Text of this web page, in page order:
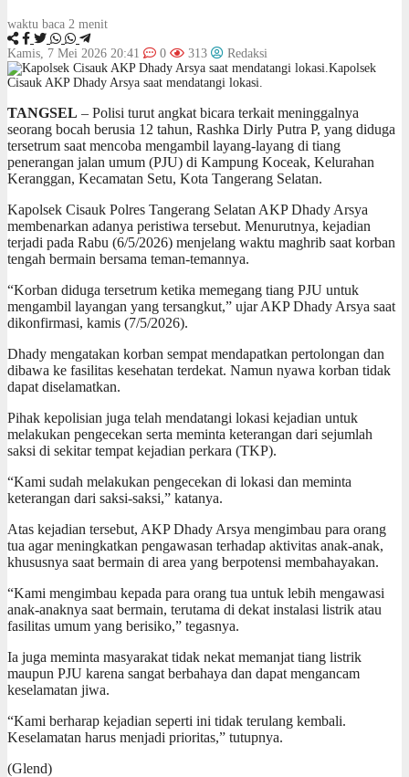
waktu baca 2 menit
Kamis, 7 Mei 2026 20:41 0 313
Redaksi
Kapolsek
Cisauk AKP Dhady Arsya saat mendatangi lokasi.
TANGSEL – Polisi turut angkat bicara terkait meninggalnya
seorang bocah berusia 12 tahun, Rashka Dirly Putra P, yang diduga
tersetrum saat mencoba mengambil layang-layang di tiang
penerangan jalan umum (PJU) di Kampung Koceak, Kelurahan
Keranggan, Kecamatan Setu, Kota Tangerang Selatan.
Kapolsek Cisauk Polres Tangerang Selatan AKP Dhady Arsya
membenarkan adanya peristiwa tersebut. Menurutnya, kejadian
terjadi pada Rabu (6/5/2026) menjelang waktu maghrib saat korban
tengah bermain bersama teman-temannya.
“Korban diduga tersetrum ketika memegang tiang PJU untuk
mengambil layangan yang tersangkut,” ujar AKP Dhady Arsya saat
dikonfirmasi, kamis (7/5/2026).
Dhady mengatakan korban sempat mendapatkan pertolongan dan
dibawa ke fasilitas kesehatan terdekat. Namun nyawa korban tidak
dapat diselamatkan.
Pihak kepolisian juga telah mendatangi lokasi kejadian untuk
melakukan pengecekan serta meminta keterangan dari sejumlah
saksi di sekitar tempat kejadian perkara (TKP).
“Kami sudah melakukan pengecekan di lokasi dan meminta
keterangan dari saksi-saksi,” katanya.
Atas kejadian tersebut, AKP Dhady Arsya mengimbau para orang
tua agar meningkatkan pengawasan terhadap aktivitas anak-anak,
khususnya saat bermain di area yang berpotensi membahayakan.
“Kami mengimbau kepada para orang tua untuk lebih mengawasi
anak-anaknya saat bermain, terutama di dekat instalasi listrik atau
fasilitas umum yang berisiko,” tegasnya.
Ia juga meminta masyarakat tidak nekat memanjat tiang listrik
maupun PJU karena sangat berbahaya dan dapat mengancam
keselamatan jiwa.
“Kami berharap kejadian seperti ini tidak terulang kembali.
Keselamatan harus menjadi prioritas,” tutupnya.
(Glend)